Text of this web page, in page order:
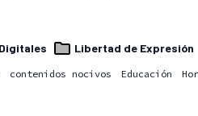
Libertad de Expresión
contenidos nocivos Educación